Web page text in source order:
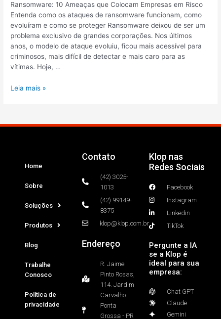
Ransomware: 10 Ameaças que Colocam Empresas em Risco
Entenda como os ataques de ransomware funcionam, como
evoluíram e como se proteger Ransomware deixou de ser um
problema exclusivo de grandes corporações. Nos últimos
anos, o modelo de ataque evoluiu, ficou mais acessível para
criminosos, mais difícil de detectar e mais caro para as
vítimas. Hoje, …
Leia mais »
Home
Sobre
Soluções
Produtos
Blog
Trabalhe
Conosco
Política de
privacidade
Contato
(42) 3025-
1013
(42) 99149-
8375
klop@klop.com.br
Endereço
R. Jaime
Pinto Rosas,
114. Jardim
Carvalho
Ponta
Grossa - PR
Klop nas
Redes Sociais
Facebook
Instagram
Linkedin
TikTok
Pergunte a IA
se a Klop é
ideal para sua
empresa:
Chat GPT
Claude
Gemini